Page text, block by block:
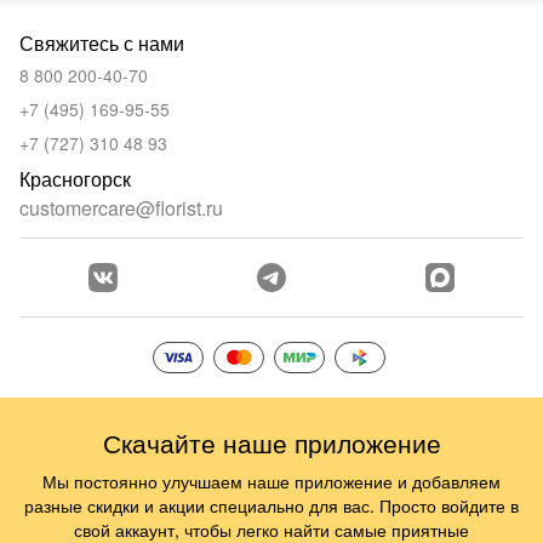
Свяжитесь с нами
8 800 200-40-70
+7 (495) 169-95-55
+7 (727) 310 48 93
Красногорск
customercare@florist.ru
Скачайте наше приложение
Мы постоянно улучшаем наше приложение и добавляем
разные скидки и акции специально для вас. Просто войдите в
свой аккаунт, чтобы легко найти самые приятные